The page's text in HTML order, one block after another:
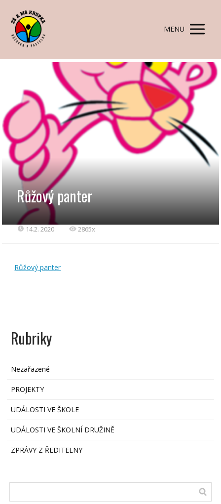
MENU
Růžový panter
14.2. 2020 2865x
Růžový panter
Rubriky
Nezařazené
PROJEKTY
UDÁLOSTI VE ŠKOLE
UDÁLOSTI VE ŠKOLNÍ DRUŽINĚ
ZPRÁVY Z ŘEDITELNY